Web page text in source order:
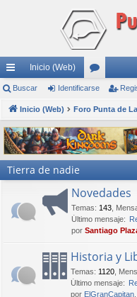
nl
ac
es
rá
pi
Inicio (Web)
or
os
Buscar Identificarse
Inicio (Web) Foro Punta de
Tierra de nadie
Novedades
Temas: 143
Último mensaje:
por Santiago
Historia y
Temas: 1120
Último mensaje:
por ElGranCapitan